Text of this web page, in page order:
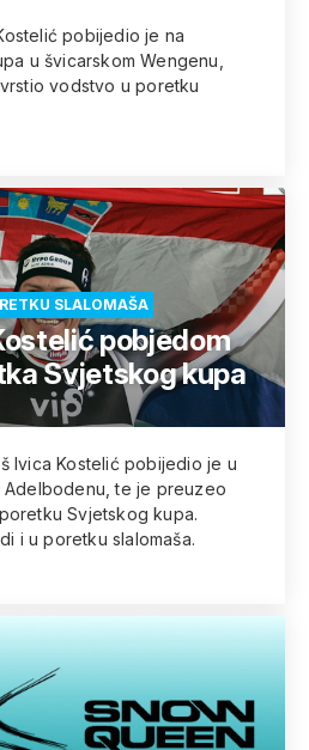
pobijedio je na
u švicarskom Wengenu,
vodstvo u poretku
SLALOMAŠA
pobjedom
Svjetskog kupa
Ivica Kostelić pobijedio je u
Adelbodenu, te je preuzeo
Svjetskog kupa.
i u poretku slalomaša.